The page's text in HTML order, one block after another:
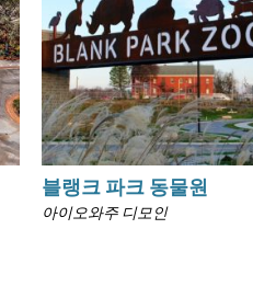
블랭크 파크 동물원
아이오와주 디모인